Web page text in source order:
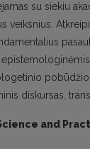
su siekiu
veiksnius.
pobūdžio
diskursas,
and